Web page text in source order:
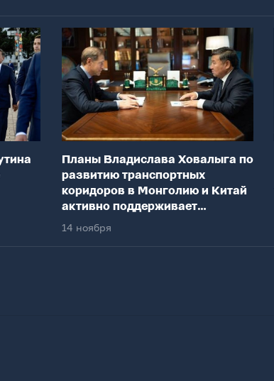
Планы Владислава Ховалыга по
развитию транспортных
коридоров в Монголию и Китай
активно поддерживает
федеральный центр
14 ноября